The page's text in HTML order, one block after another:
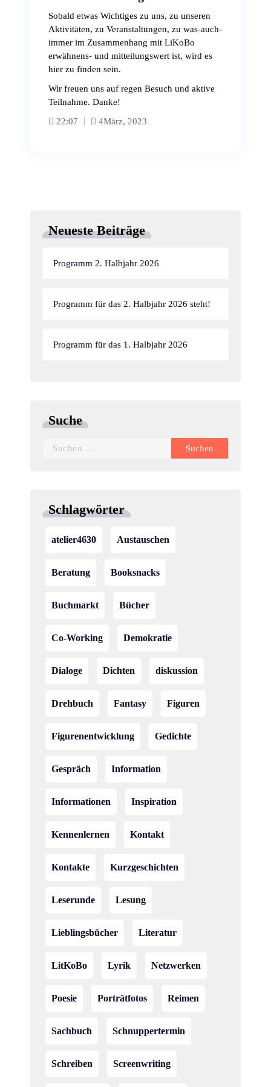
Sobald etwas Wichtiges zu uns, zu unseren
Aktivitäten, zu Veranstaltungen, zu was-auch-
immer im Zusammenhang mit LiKoBo
erwähnens- und mitteilungswert ist, wird es
hier zu finden sein.
Wir freuen uns auf regen Besuch und aktive
Teilnahme. Danke!
22:07
4März, 2023
Neueste Beiträge
Programm 2. Halbjahr 2026
Programm für das 2. Halbjahr 2026 steht!
Programm für das 1. Halbjahr 2026
Suche
Suchen
Schlagwörter
atelier4630 Austauschen
Beratung Booksnacks
Buchmarkt Bücher
Co-Working Demokratie
Dialoge Dichten diskussion
Drehbuch Fantasy Figuren
Figurenentwicklung Gedichte
Gespräch Information
Informationen Inspiration
Kennenlernen Kontakt
Kontakte Kurzgeschichten
Leserunde Lesung
Lieblingsbücher Literatur
LitKoBo Lyrik Netzwerken
Poesie Porträtfotos Reimen
Sachbuch Schnuppertermin
Schreiben Screenwriting